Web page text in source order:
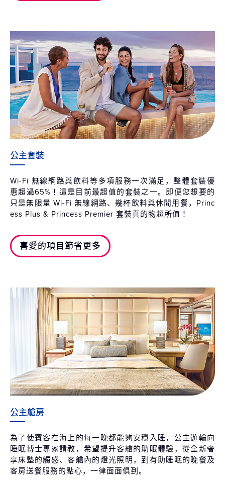
公主套裝
Wi-Fi 無線網路與飲料等多項服務一次滿足，整體套裝優
惠超過65%！這是目前最超值的套裝之一。即便您想要的
只是無限量 Wi-Fi 無線網路、幾杯飲料與休閒用餐，Princ
ess Plus & Princess Premier 套裝真的物超所值！
喜愛的項目節省更多
公主艙房
為了使賓客在海上的每一晚都能夠安穩入睡，公主遊輪向
睡眠博士專家請教，希望提升客艙的助眠體驗，從全新奢
享床墊的觸感、客艙內的燈光照明，到有助睡眠的晚餐及
客房送餐服務的點心，一律面面俱到。